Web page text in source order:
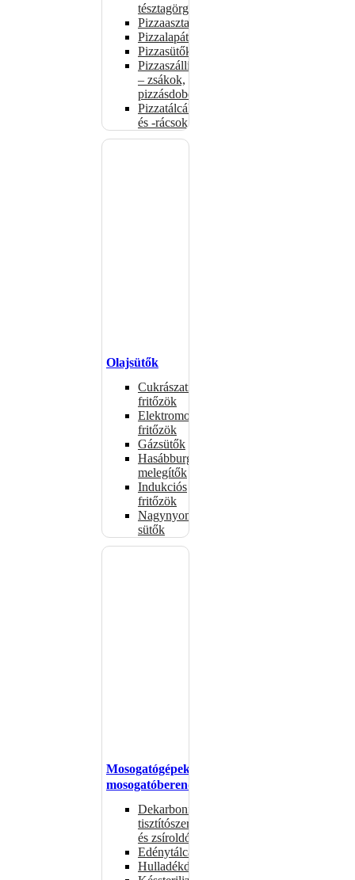
tésztagörgők
Pizzaasztalok
Pizzalapátok
Pizzasütők
Pizzaszállítás
– zsákok,
pizzásdobozok
Pizzatálcák
és -rácsok
Olajsütők
Cukrászati
fritőzök
Elektromos
fritőzök
Gázsütők
Hasábburgonya
melegítők
Indukciós
fritőzök
Nagynyomású
sütők
Mosogatógépek,
mosogatóberendezések
Dekarbonizáló
tisztítószerek
és zsíroldók
Edénytálcák
Hulladékdarálók